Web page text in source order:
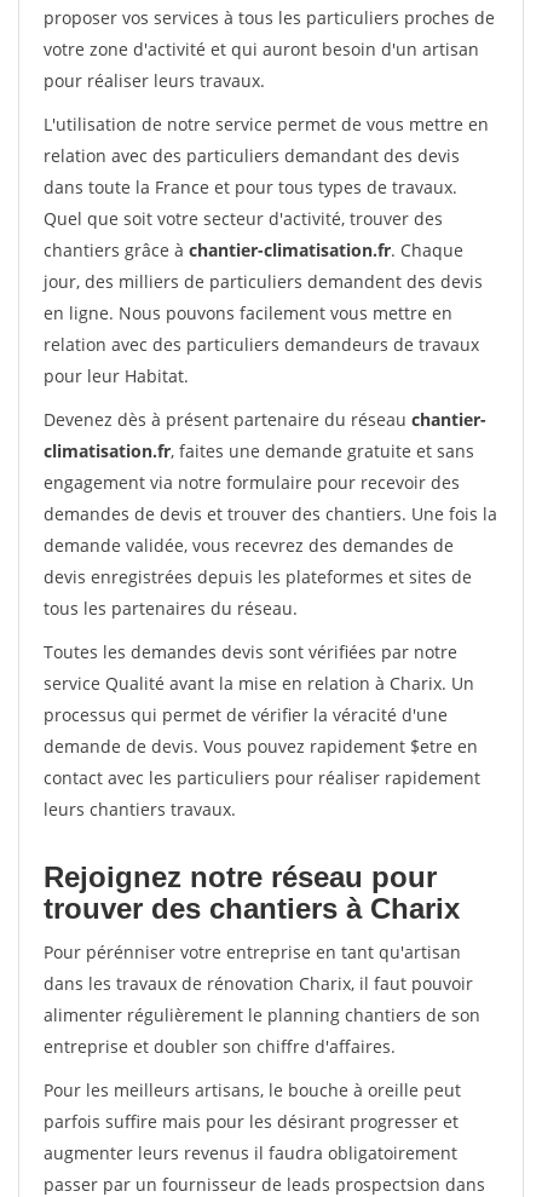
proposer vos services à tous les particuliers proches de
votre zone d'activité et qui auront besoin d'un artisan
pour réaliser leurs travaux.
L'utilisation de notre service permet de vous mettre en
relation avec des particuliers demandant des devis
dans toute la France et pour tous types de travaux.
Quel que soit votre secteur d'activité, trouver des
chantiers grâce à chantier-climatisation.fr. Chaque
jour, des milliers de particuliers demandent des devis
en ligne. Nous pouvons facilement vous mettre en
relation avec des particuliers demandeurs de travaux
pour leur Habitat.
Devenez dès à présent partenaire du réseau chantier-
climatisation.fr, faites une demande gratuite et sans
engagement via notre formulaire pour recevoir des
demandes de devis et trouver des chantiers. Une fois la
demande validée, vous recevrez des demandes de
devis enregistrées depuis les plateformes et sites de
tous les partenaires du réseau.
Toutes les demandes devis sont vérifiées par notre
service Qualité avant la mise en relation à Charix. Un
processus qui permet de vérifier la véracité d'une
demande de devis. Vous pouvez rapidement $etre en
contact avec les particuliers pour réaliser rapidement
leurs chantiers travaux.
Rejoignez notre réseau pour
trouver des chantiers à Charix
Pour pérénniser votre entreprise en tant qu'artisan
dans les travaux de rénovation Charix, il faut pouvoir
alimenter régulièrement le planning chantiers de son
entreprise et doubler son chiffre d'affaires.
Pour les meilleurs artisans, le bouche à oreille peut
parfois suffire mais pour les désirant progresser et
augmenter leurs revenus il faudra obligatoirement
passer par un fournisseur de leads prospectsion dans